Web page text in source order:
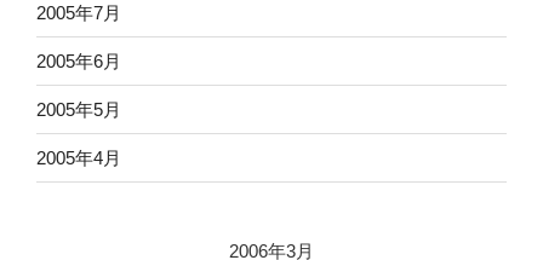
2005年7月
2005年6月
2005年5月
2005年4月
2006年3月